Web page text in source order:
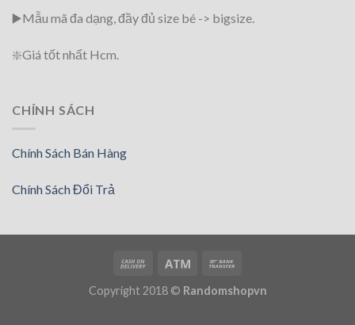
▶️Mẫu mã đa dạng, đầy đủ size bé -> bigsize.
❇️Giá tốt nhất Hcm.
CHÍNH SÁCH
Chính Sách Bán Hàng
Chính Sách Đổi Trả
Copyright 2018 © Randomshopvn